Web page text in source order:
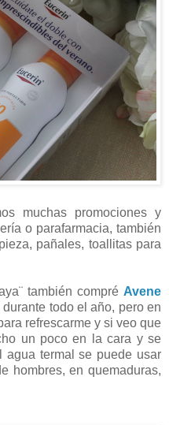
muchas promociones y
o parafarmacia, también
pañales, toallitas para
también compré Avene
todo el año, pero en
refrescarme y si veo que
un poco en la cara y se
agua termal se puede usar
hombres, en quemaduras,